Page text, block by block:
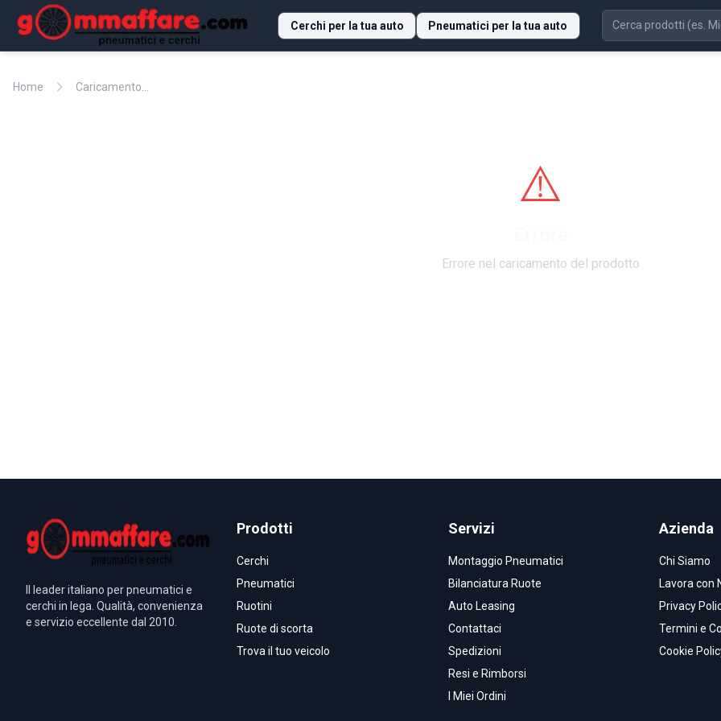
Cerchi per la tua auto Pneumatici per la tua auto
Home chevron_right Caricamento...
⚠️
Errore nel caricamento del prodotto
Il leader italiano per pneumatici e
cerchi in lega. Qualità, convenienza
e servizio eccellente dal 2010.
Prodotti
Cerchi
Pneumatici
Ruotini
Ruote di scorta
Trova il tuo veicolo
Servizi
Montaggio Pneumatici
Bilanciatura Ruote
Auto Leasing
Contattaci
Spedizioni
Resi e Rimborsi
I Miei Ordini
Azienda
Chi Siamo
Lavora con
Privacy
Termini e
Cookie